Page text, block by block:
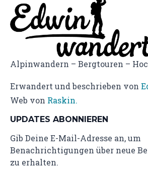
Alpinwandern – Bergtouren –
Erwandert und beschrieben von
Web von Raskin.
UPDATES ABONNIEREN
Gib Deine E-Mail-Adresse an, um
Benachrichtigungen über neue
zu erhalten.